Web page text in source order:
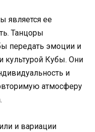
является ее
Танцоры
передать эмоции и
культурой Кубы. Они
и
атмосферу
и вариации